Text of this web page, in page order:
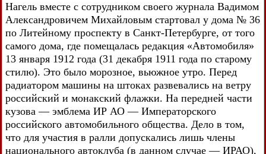
Нагель вместе с сотрудником своего журнала Вадимом
Александровичем Михайловым стартовал у дома № 36
по Литейному проспекту в Санкт-Петербурге, от того
самого дома, где помещалась редакция «Автомобиля»
13 января 1912 года (31 декабря 1911 года по старому
стилю). Это было морозное, вьюжное утро. Перед
радиатором машины на штоках развевались на ветру
российский и монакский флажки. На передней части
кузова — эмблема ИР АО — Императорского
российского автомобильного общества. Дело в том,
что для участия в ралли допускались лишь члены
национального автоклуба (в данном случае — ИРАО),